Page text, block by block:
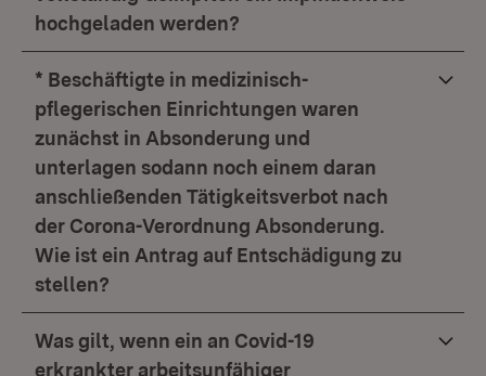
hochgeladen werden?
* Beschäftigte in medizinisch-
pflegerischen Einrichtungen waren
zunächst in Absonderung und
unterlagen sodann noch einem daran
anschließenden Tätigkeitsverbot nach
der Corona-Verordnung Absonderung.
Wie ist ein Antrag auf Entschädigung zu
stellen?
Was gilt, wenn ein an Covid-19
erkrankter arbeitsunfähiger